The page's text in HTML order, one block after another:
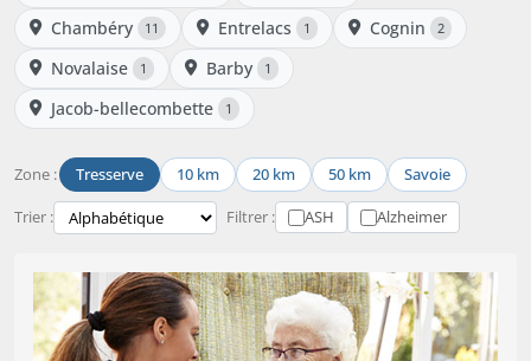
Chambéry 11 Entrelacs 1 Cognin 2
Novalaise 1 Barby 1
Jacob-bellecombette 1
Zone : Tresserve 10 km 20 km 50 km Savoie
Trier : Filtrer : ASH Alzheimer